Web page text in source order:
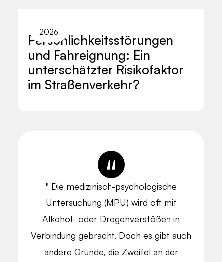
2026
Persönlichkeitsstörungen
und Fahreignung: Ein
unterschätzter Risikofaktor
im Straßenverkehr?
" Die medizinisch-psychologische
Untersuchung (MPU) wird oft mit
Alkohol- oder Drogenverstößen in
Verbindung gebracht. Doch es gibt auch
andere Gründe, die Zweifel an der